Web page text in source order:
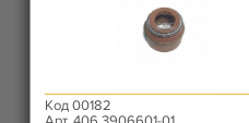
Код 00182